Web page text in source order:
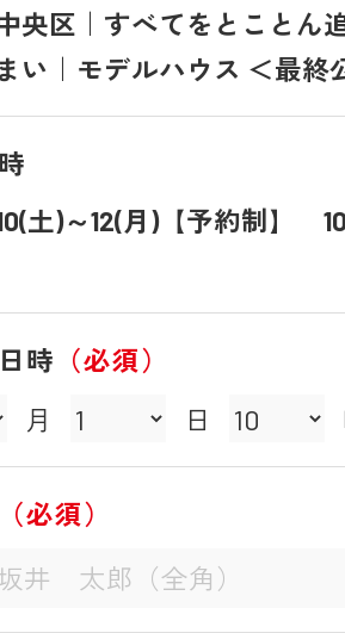
央区｜すべてをとことん
い｜モデルハウス ＜最終
土)～12(月)【予約制】
時 （必須）
月
日
（必須）